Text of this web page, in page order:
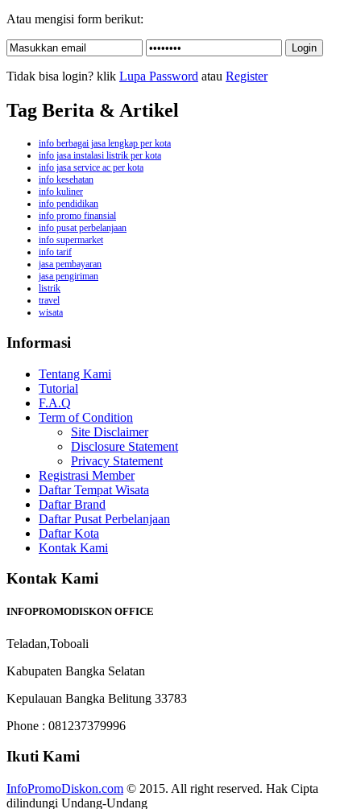
Atau mengisi form berikut:
Tidak bisa login? klik Lupa Password atau Register
Tag Berita & Artikel
info berbagai jasa lengkap per kota
info jasa instalasi listrik per kota
info jasa service ac per kota
info kesehatan
info kuliner
info pendidikan
info promo finansial
info pusat perbelanjaan
info supermarket
info tarif
jasa pembayaran
jasa pengiriman
listrik
travel
wisata
Informasi
Tentang Kami
Tutorial
F.A.Q
Term of Condition
Site Disclaimer
Disclosure Statement
Privacy Statement
Registrasi Member
Daftar Tempat Wisata
Daftar Brand
Daftar Pusat Perbelanjaan
Daftar Kota
Kontak Kami
Kontak Kami
INFOPROMODISKON OFFICE
Teladan,Toboali
Kabupaten Bangka Selatan
Kepulauan Bangka Belitung 33783
Phone : 081237379996
Ikuti Kami
InfoPromoDiskon.com © 2015. All right reserved. Hak Cipta
dilindungi Undang-Undang